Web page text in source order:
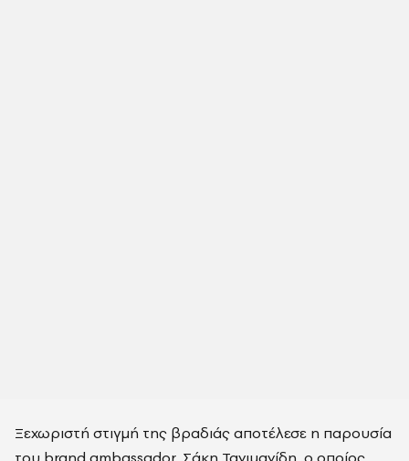
Ξεχωριστή στιγμή της βραδιάς αποτέλεσε η παρουσία